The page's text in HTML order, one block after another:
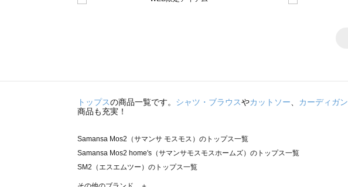
トップスの商品一覧です。 シャツ・ブラウスやカットソー、 カーディガン
商品も充実！
Samansa Mos2（サマンサ モスモス）のトップス一覧
Samansa Mos2 home's（サマンサモスモスホームズ）のトップス一覧
SM2（エスエムツー）のトップス一覧
TSUHARU by Samansa Mos2（ツハルバイサマンサモスモス）のトップス一覧